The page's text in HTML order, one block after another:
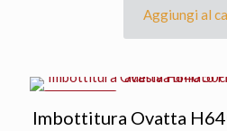
originale
era:
Aggiungi al
Imbottitura Ovatta